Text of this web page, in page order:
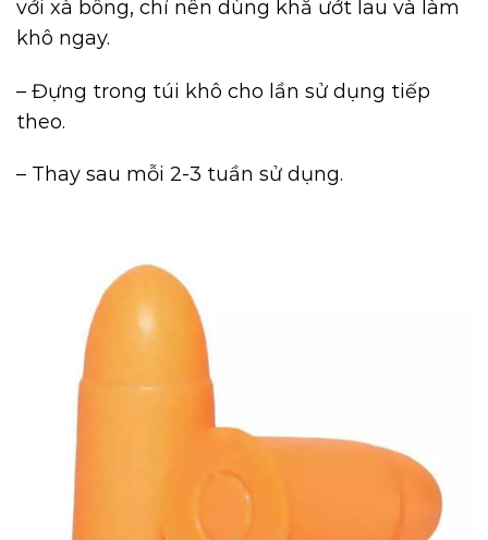
với xà bông, chỉ nên dùng khă ướt lau và làm
khô ngay.
– Đựng trong túi khô cho lần sử dụng tiếp
theo.
– Thay sau mỗi 2-3 tuần sử dụng.